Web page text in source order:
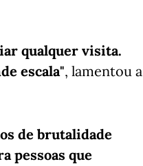
qualquer visita.
escala", lamentou a
de brutalidade
pessoas que